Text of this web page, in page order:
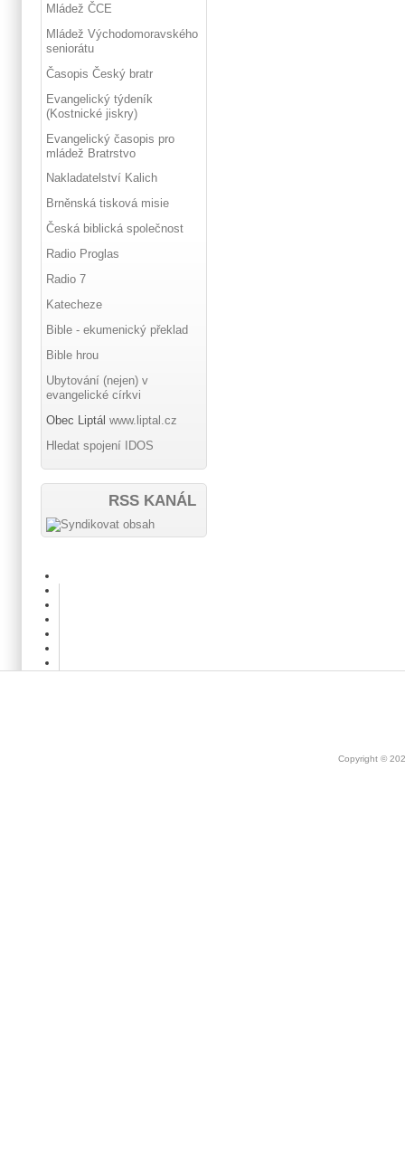
Mládež ČCE
Mládež Východomoravského
seniorátu
Časopis Český bratr
Evangelický týdeník
(Kostnické jiskry)
Evangelický časopis pro
mládež Bratrstvo
Nakladatelství Kalich
Brněnská tisková misie
Česká biblická společnost
Radio Proglas
Radio 7
Katecheze
Bible - ekumenický překlad
Bible hrou
Ubytování (nejen) v
evangelické církvi
Obec Liptál www.liptal.cz
Hledat spojení IDOS
RSS KANÁL
Copyright ©